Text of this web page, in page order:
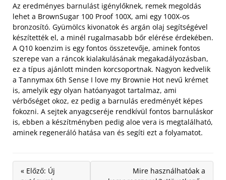
Az eredményes barnulást igénylőknek, remek megoldás
lehet a BrownSugar 100 Proof 100X, ami egy 100X-os
bronzosító. Gyümölcs kivonatok és argán olaj segítségével
készítették el, a minél rugalmasabb bőr elérése érdekében.
A Q10 koenzim is egy fontos összetevője, aminek fontos
szerepe van a ráncok kialakulásának megakadályozásban,
ez a típus ajánlott minden korcsoportnak. Nagyon kedvelik
a Tannymax 6th Sense I love my Brownie Hot nevű krémet
is, amelyik egy olyan hatóanyagot tartalmaz, ami
vérbőséget okoz, ez pedig a barnulás eredményét képes
fokozni. A sejtek anyagcseréje rendkívül fontos barnuláskor
is, ebben a készítményben pedig aloe vera is megtalálható,
aminek regeneráló hatása van és segíti ezt a folyamatot.
« Előző: Új
Mire használhatóak a